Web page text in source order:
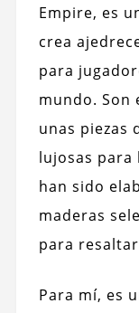
Empire, es
crea
para
mundo. Son
unas piezas
lujosas para
han sido
maderas
para
Para mí, es